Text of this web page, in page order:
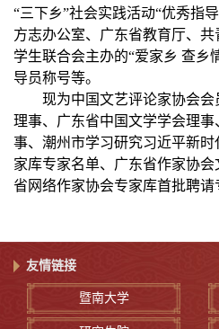
“三下乡”社会实践活动“优秀指
方志办公室、广东省教育厅、
学生联合会主办的“爱家乡 查乡
导员称号等。
现为中国文艺评论家协会
理事、 广东省中国文学学会理事
事、潮州市学习研究习近平新
家库专家名单、广东省作家协
省网络作家协会专家库首批聘请
友情链接
暨南大学